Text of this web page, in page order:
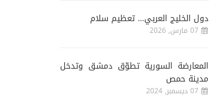
دول الخليج العربي… تعظيم سلام
07 مارس, 2026
المعارضة السورية تطوّق دمشق وتدخل
مدينة حمص
07 ديسمبر, 2024